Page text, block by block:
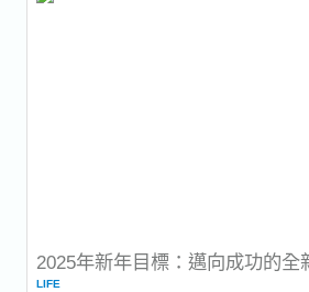
2025年新年目標：邁向成功的全
LIFE